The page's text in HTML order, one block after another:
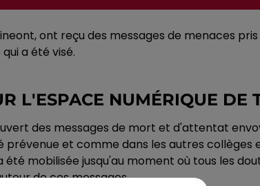
ont reçu des messages de menaces
a été visé.
L'ESPACE NUMÉRIQUE DE
des messages de mort et d'attentat
et comme dans les autres collèges
mobilisée jusqu'au moment où tous les
de ces messages.